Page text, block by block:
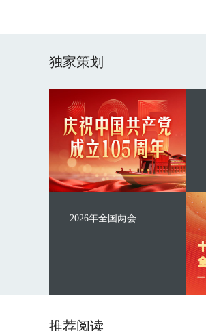
独家策划
2026年全国两会
推荐阅读